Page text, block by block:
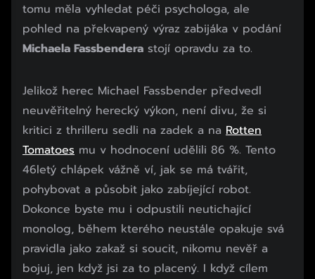
tomu měla vyhledat péči psychologa, ale
pohled na překvapený výraz zabijáka v podání
Michaela Fassbendera stojí opravdu za to.
Jelikož herec Michael Fassbender předvedl
neuvěřitelný herecký výkon, není divu, že si
kritici z thrilleru sedli na zadek a na Rotten
Tomatoes mu v hodnocení udělili 86 %. Tento
46letý chlápek vážně ví, jak se má tvářit,
pohybovat a působit jako zabíjející robot.
Dokonce byste mu i odpustili neutichající
monolog, během kterého neustále opakuje svá
pravidla jako zakaž si soucit, nikomu nevěř a
bojuj, jen když jsi za to placený. I když cílem